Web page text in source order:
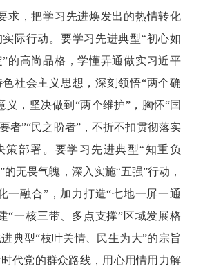
求，把学习先进焕发出的热情转化
际行动。要学习先进典型“初心如
的高尚品格，学懂弄通做实习近平
社会主义思想，深刻领悟“两个确
义，坚决做到“两个维护”，胸怀“国
者”“民之盼者”，不折不扣贯彻落实
策部署。要学习先进典型“知重负
的无畏气魄，深入实施“五强”行动，
一融合”，加力打造“七地一屏一通
“一核三带、多点支撑”区域发展格
典型“枝叶关情、民生为大”的宗旨
代党的群众路线，用心用情用力解